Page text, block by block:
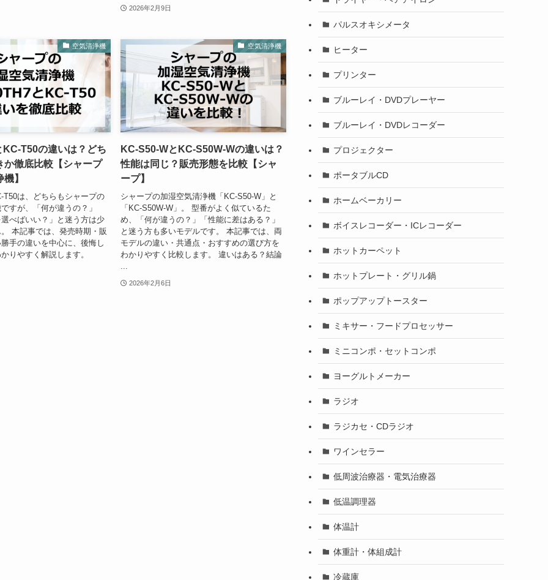
2026年2月9日
空気清浄機
T50の違いは？どち
か徹底比較【シャープ
】
T50は、どちらもシャープの
すが、「何が違うの？」
べばいい？」と迷う方は少
本記事では、発売時期・販
手の違いを中心に、後悔し
りやすく解説します。
空気清浄機
KC-S50-WとKC-S50W-Wの違いは？
性能は同じ？販売形態を比較【シャ
ープ】
シャープの加湿空気清浄機「KC-S50-W」と
「KC-S50W-W」。 型番がよく似ているた
め、「何が違うの？」「性能に差はある？」
と迷う方も多いモデルです。 本記事では、両
モデルの違い・共通点・おすすめの選び方を
わかりやすく比較します。 違いはある？結論
2026年2月6日
パルスオキシメータ
ヒーター
プリンター
ブルーレイ・DVDプレーヤー
ブルーレイ・DVDレコーダー
プロジェクター
ポータブルCD
ホームベーカリー
ボイスレコーダー・ICレコーダー
ホットカーペット
ホットプレート・グリル鍋
ポップアップトースター
ミキサー・フードプロセッサー
ミニコンポ・セットコンポ
ヨーグルトメーカー
ラジオ
ラジカセ・CDラジオ
ワインセラー
低周波治療器・電気治療器
低温調理器
体温計
体重計・体組成計
冷蔵庫